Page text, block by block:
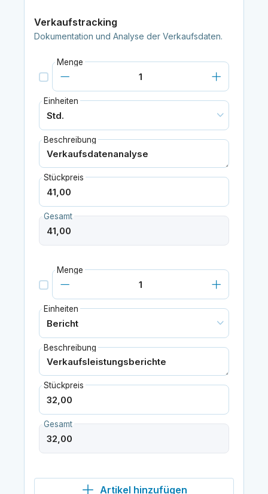
Verkaufstracking
Dokumentation und Analyse der Verkaufsdaten.
Menge
Einheiten
Beschreibung
Stückpreis
Gesamt
Menge
Einheiten
Beschreibung
Stückpreis
Gesamt
Artikel hinzufügen